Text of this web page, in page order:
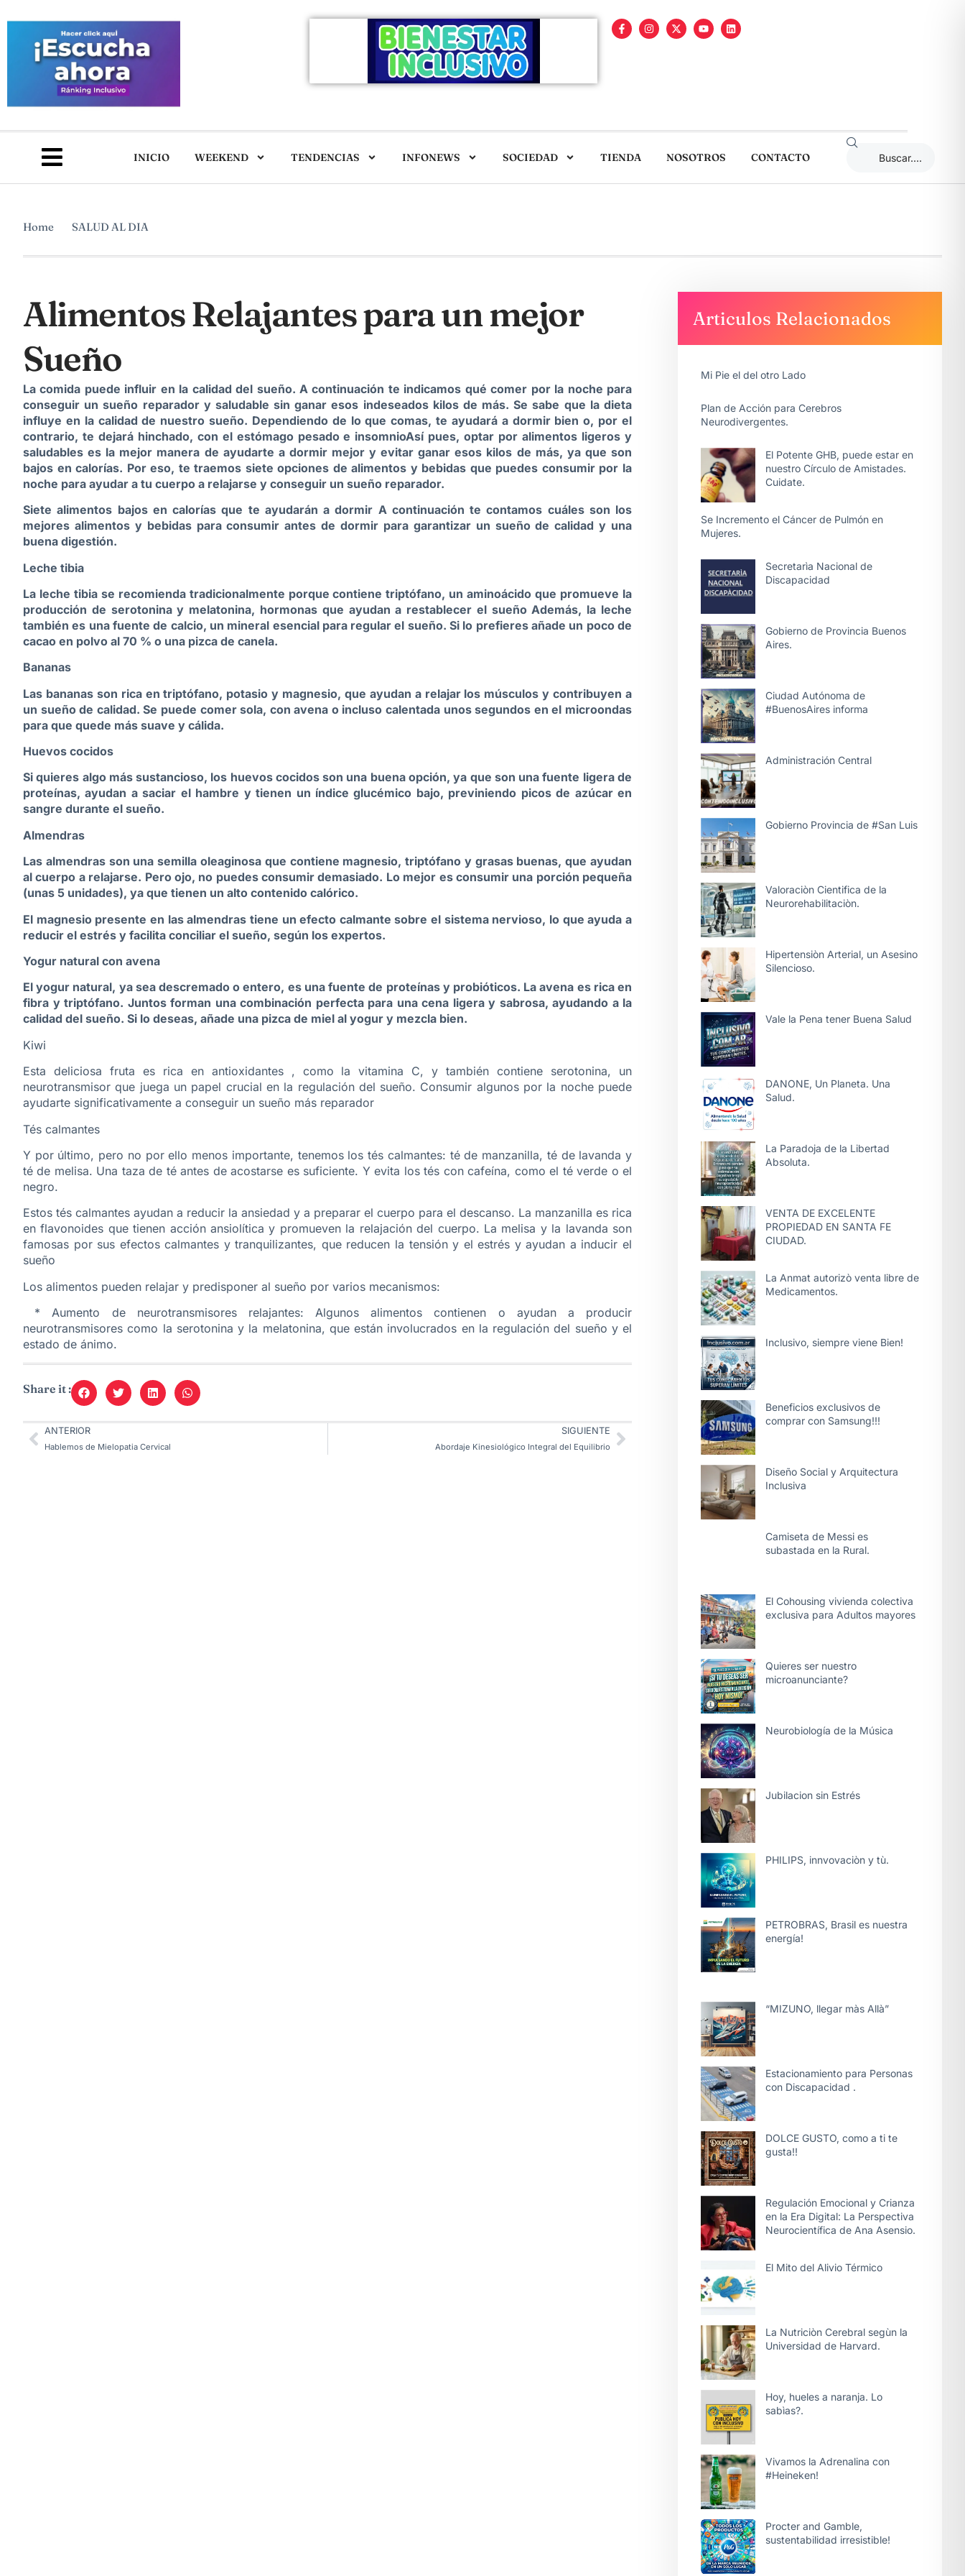
INICIO WEEKEND TENDENCIAS INFONEWS SOCIEDAD TIENDA NOSOTROS CONTACTO
Home SALUD AL DIA
Alimentos Relajantes para un mejor
Sueño
La comida puede influir en la calidad del sueño. A continuación te indicamos qué comer por la noche para
conseguir un sueño reparador y saludable sin ganar esos indeseados kilos de más. Se sabe que la dieta
influye en la calidad de nuestro sueño. Dependiendo de lo que comas, te ayudará a dormir bien o, por el
contrario, te dejará hinchado, con el estómago pesado e insomnioAsí pues, optar por alimentos ligeros y
saludables es la mejor manera de ayudarte a dormir mejor y evitar ganar esos kilos de más, ya que son
bajos en calorías. Por eso, te traemos siete opciones de alimentos y bebidas que puedes consumir por la
noche para ayudar a tu cuerpo a relajarse y conseguir un sueño reparador.
Siete alimentos bajos en calorías que te ayudarán a dormir A continuación te contamos cuáles son los
mejores alimentos y bebidas para consumir antes de dormir para garantizar un sueño de calidad y una
buena digestión.
Leche tibia
La leche tibia se recomienda tradicionalmente porque contiene triptófano, un aminoácido que promueve la
producción de serotonina y melatonina, hormonas que ayudan a restablecer el sueño Además, la leche
también es una fuente de calcio, un mineral esencial para regular el sueño. Si lo prefieres añade un poco de
cacao en polvo al 70 % o una pizca de canela.
Bananas
Las bananas son rica en triptófano, potasio y magnesio, que ayudan a relajar los músculos y contribuyen a
un sueño de calidad. Se puede comer sola, con avena o incluso calentada unos segundos en el microondas
para que quede más suave y cálida.
Huevos cocidos
Si quieres algo más sustancioso, los huevos cocidos son una buena opción, ya que son una fuente ligera de
proteínas, ayudan a saciar el hambre y tienen un índice glucémico bajo, previniendo picos de azúcar en
sangre durante el sueño.
Almendras
Las almendras son una semilla oleaginosa que contiene magnesio, triptófano y grasas buenas, que ayudan
al cuerpo a relajarse. Pero ojo, no puedes consumir demasiado. Lo mejor es consumir una porción pequeña
(unas 5 unidades), ya que tienen un alto contenido calórico.
El magnesio presente en las almendras tiene un efecto calmante sobre el sistema nervioso, lo que ayuda a
reducir el estrés y facilita conciliar el sueño, según los expertos.
Yogur natural con avena
El yogur natural, ya sea descremado o entero, es una fuente de proteínas y probióticos. La avena es rica en
fibra y triptófano. Juntos forman una combinación perfecta para una cena ligera y sabrosa, ayudando a la
calidad del sueño. Si lo deseas, añade una pizca de miel al yogur y mezcla bien.
Kiwi
Esta deliciosa fruta es rica en antioxidantes , como la vitamina C, y también contiene serotonina, un
neurotransmisor que juega un papel crucial en la regulación del sueño. Consumir algunos por la noche puede
ayudarte significativamente a conseguir un sueño más reparador
Tés calmantes
Y por último, pero no por ello menos importante, tenemos los tés calmantes: té de manzanilla, té de lavanda y
té de melisa. Una taza de té antes de acostarse es suficiente. Y evita los tés con cafeína, como el té verde o el
negro.
Estos tés calmantes ayudan a reducir la ansiedad y a preparar el cuerpo para el descanso. La manzanilla es rica
en flavonoides que tienen acción ansiolítica y promueven la relajación del cuerpo. La melisa y la lavanda son
famosas por sus efectos calmantes y tranquilizantes, que reducen la tensión y el estrés y ayudan a inducir el
sueño
Los alimentos pueden relajar y predisponer al sueño por varios mecanismos:
* Aumento de neurotransmisores relajantes: Algunos alimentos contienen o ayudan a producir
neurotransmisores como la serotonina y la melatonina, que están involucrados en la regulación del sueño y el
estado de ánimo.
Share it :
ANTERIOR
Hablemos de Mielopatia Cervical
SIGUIENTE
Abordaje Kinesiológico Integral del Equilibrio
Articulos Relacionados
Mi Pie el del otro Lado
Plan de Acción para Cerebros
Neurodivergentes.
El Potente GHB, puede estar en
nuestro Círculo de Amistades.
Cuidate.
Se Incremento el Cáncer de Pulmón en
Mujeres.
Secretarìa Nacional de
Discapacidad
Gobierno de Provincia Buenos
Aires.
Ciudad Autónoma de
#BuenosAires informa
Administración Central
Gobierno Provincia de #San Luis
Valoraciòn Cientifica de la
Neurorehabilitaciòn.
Hipertensiòn Arterial, un Asesino
Silencioso.
Vale la Pena tener Buena Salud
DANONE, Un Planeta. Una
Salud.
La Paradoja de la Libertad
Absoluta.
VENTA DE EXCELENTE
PROPIEDAD EN SANTA FE
CIUDAD.
La Anmat autorizò venta libre de
Medicamentos.
Inclusivo, siempre viene Bien!
Beneficios exclusivos de
comprar con Samsung!!!
Diseño Social y Arquitectura
Inclusiva
Camiseta de Messi es
subastada en la Rural.
El Cohousing vivienda colectiva
exclusiva para Adultos mayores
Quieres ser nuestro
microanunciante?
Neurobiología de la Música
Jubilacion sin Estrés
PHILIPS, innvovaciòn y tù.
PETROBRAS, Brasil es nuestra
energía!
“MIZUNO, llegar màs Allà”
Estacionamiento para Personas
con Discapacidad .
DOLCE GUSTO, como a ti te
gusta!!
Regulación Emocional y Crianza
en la Era Digital: La Perspectiva
Neurocientífica de Ana Asensio.
El Mito del Alivio Térmico
La Nutriciòn Cerebral segùn la
Universidad de Harvard.
Hoy, hueles a naranja. Lo
sabìas?.
Vivamos la Adrenalina con
#Heineken!
Procter and Gamble,
sustentabilidad irresistible!